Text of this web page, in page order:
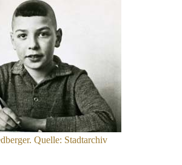
Quelle: Stadtarchiv